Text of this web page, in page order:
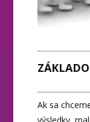
Ak sa